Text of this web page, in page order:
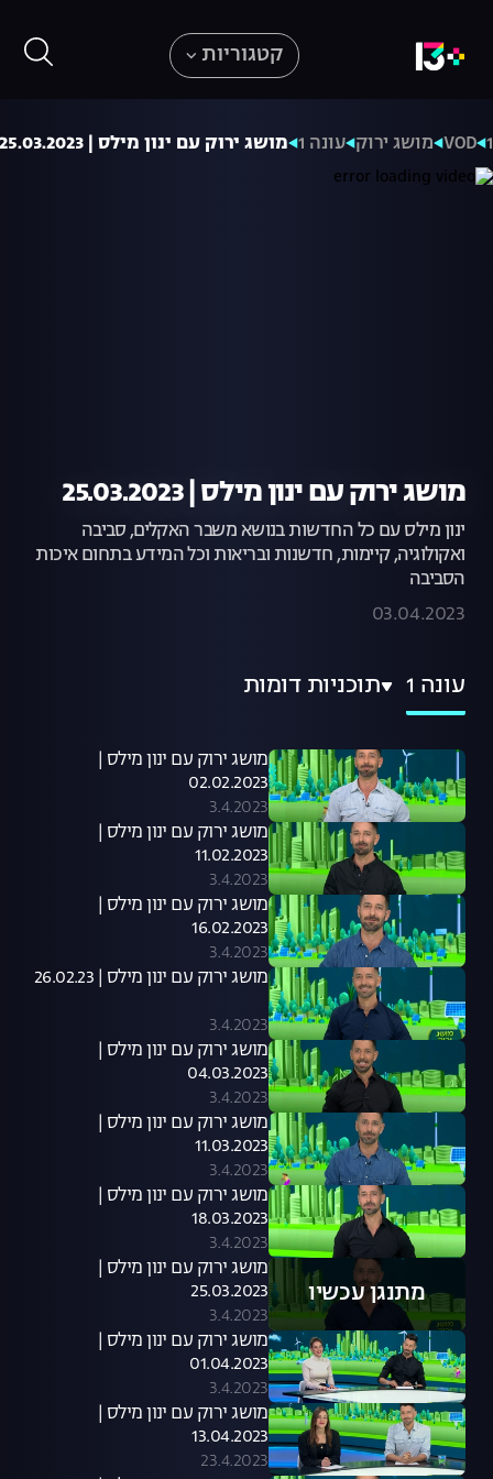
קטגוריות
VOD מושג ירוק עונה 1 מושג ירוק עם ינון מילס | 25.03.2023
מושג ירוק עם ינון מילס | 25.03.2023
ינון מילס עם כל החדשות בנושא משבר האקלים, סביבה
ואקולוגיה, קיימות, חדשנות ובריאות וכל המידע בתחום איכות
הסביבה
03.04.2023
עונה 1 תוכניות דומות
מושג ירוק עם ינון מילס |
02.02.2023
3.4.2023
מושג ירוק עם ינון מילס |
11.02.2023
3.4.2023
מושג ירוק עם ינון מילס |
16.02.2023
3.4.2023
מושג ירוק עם ינון מילס | 26.02.23
3.4.2023
מושג ירוק עם ינון מילס |
04.03.2023
3.4.2023
מושג ירוק עם ינון מילס |
11.03.2023
3.4.2023
מושג ירוק עם ינון מילס |
18.03.2023
3.4.2023
מתנגן עכשיו
מושג ירוק עם ינון מילס |
25.03.2023
3.4.2023
מושג ירוק עם ינון מילס |
01.04.2023
3.4.2023
מושג ירוק עם ינון מילס |
13.04.2023
23.4.2023